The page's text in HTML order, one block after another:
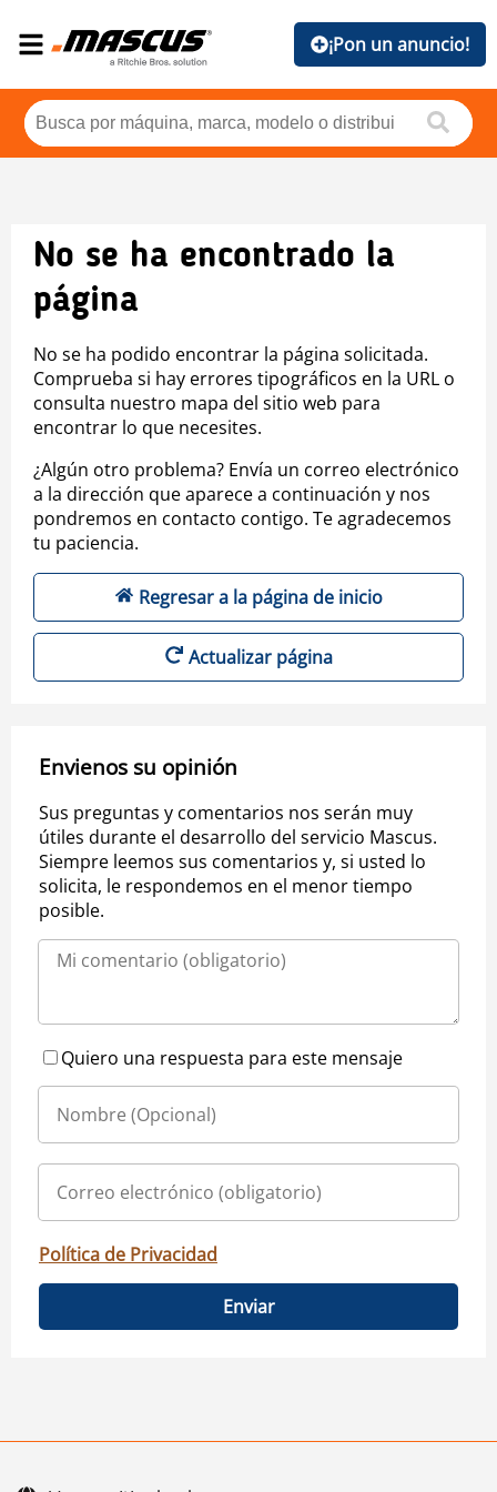
¡Pon un anuncio!
No se ha encontrado la
página
No se ha podido encontrar la página solicitada.
Comprueba si hay errores tipográficos en la URL o
consulta nuestro mapa del sitio web para
encontrar lo que necesites.
¿Algún otro problema? Envía un correo electrónico
a la dirección que aparece a continuación y nos
pondremos en contacto contigo. Te agradecemos
tu paciencia.
Regresar a la página de inicio
Actualizar página
Envienos su opinión
Sus preguntas y comentarios nos serán muy
útiles durante el desarrollo del servicio Mascus.
Siempre leemos sus comentarios y, si usted lo
solicita, le respondemos en el menor tiempo
posible.
Quiero una respuesta para este mensaje
Política de Privacidad
Enviar